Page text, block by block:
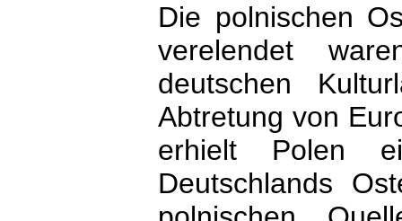
Die polnischen
verelendet
deutschen
Abtretung von
erhielt Polen
Deutschlands